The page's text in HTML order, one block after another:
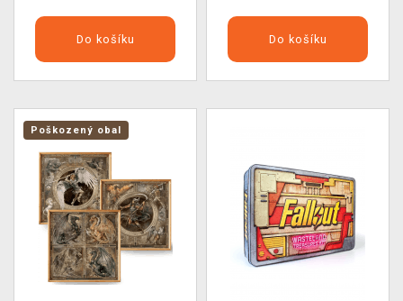
Do košíku Do košíku
Poškozený obal